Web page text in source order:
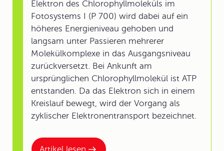
Artikel lesen
Elektron des Chlorophyllmoleküls im
Fotosystems I (P 700) wird dabei auf ein
höheres Energieniveau gehoben und
langsam unter Passieren mehrerer
Molekülkomplexe in das Ausgangsniveau
zurückversetzt. Bei Ankunft am
ursprünglichen Chlorophyllmolekül ist ATP
entstanden. Da das Elektron sich in einem
Kreislauf bewegt, wird der Vorgang als
zyklischer Elektronentransport bezeichnet.